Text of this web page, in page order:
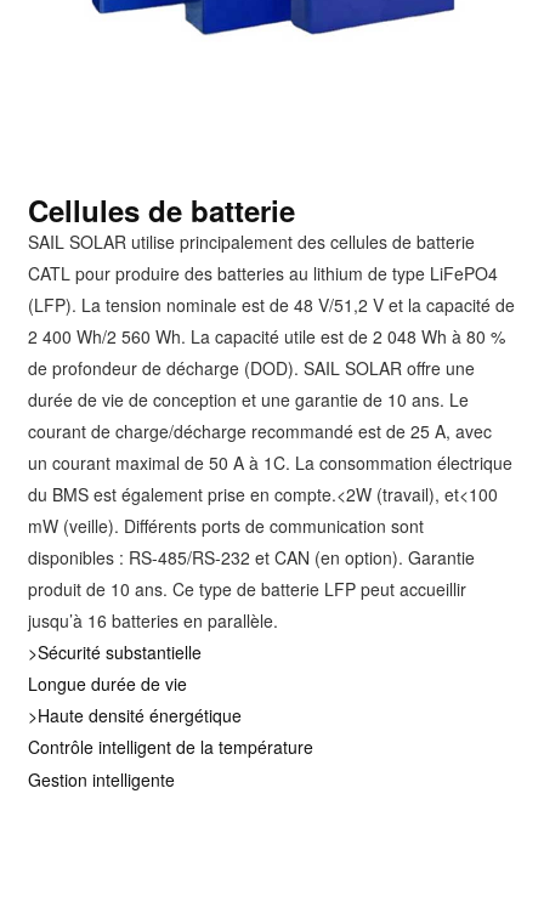
Cellules de batterie
SAIL SOLAR utilise principalement des cellules de batterie
CATL pour produire des batteries au lithium de type LiFePO4
(LFP). La tension nominale est de 48 V/51,2 V et la capacité de
2 400 Wh/2 560 Wh. La capacité utile est de 2 048 Wh à 80 %
de profondeur de décharge (DOD). SAIL SOLAR offre une
durée de vie de conception et une garantie de 10 ans. Le
courant de charge/décharge recommandé est de 25 A, avec
un courant maximal de 50 A à 1C. La consommation électrique
du BMS est également prise en compte.<2W (travail), et<100
mW (veille). Différents ports de communication sont
disponibles : RS-485/RS-232 et CAN (en option). Garantie
produit de 10 ans. Ce type de batterie LFP peut accueillir
jusqu’à 16 batteries en parallèle.
>Sécurité substantielle
Longue durée de vie
>Haute densité énergétique
Contrôle intelligent de la température
Gestion intelligente